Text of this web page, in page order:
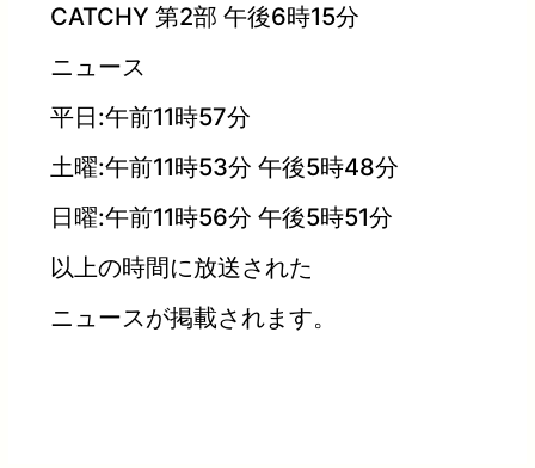
CATCHY 第2部 午後6時15分
ニュース
平日:午前11時57分
土曜:午前11時53分 午後5時48分
日曜:午前11時56分 午後5時51分
以上の時間に放送された
ニュースが掲載されます。